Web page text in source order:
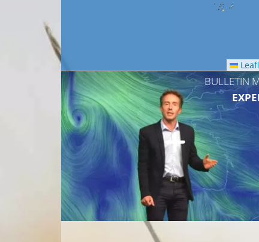
BULLETIN